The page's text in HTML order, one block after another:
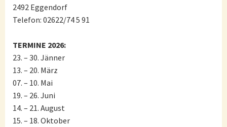
2492 Eggendorf
Telefon: 02622/74 5 91
TERMINE 2026:
23. – 30. Jänner
13. – 20. März
07. – 10. Mai
19. – 26. Juni
14. – 21. August
15. – 18. Oktober